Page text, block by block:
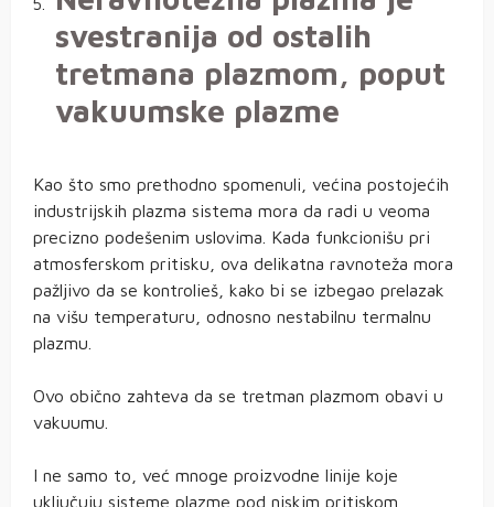
svestranija od ostalih
tretmana plazmom, poput
vakuumske plazme
Kao što smo prethodno spomenuli, većina postojećih
industrijskih plazma sistema mora da radi u veoma
precizno podešenim uslovima. Kada funkcionišu pri
atmosferskom pritisku, ova delikatna ravnoteža mora
pažljivo da se kontrolieš, kako bi se izbegao prelazak
na višu temperaturu, odnosno nestabilnu termalnu
plazmu.
Ovo obično zahteva da se tretman plazmom obavi u
vakuumu.
I ne samo to, već mnoge proizvodne linije koje
uključuju sisteme plazme pod niskim pritiskom,